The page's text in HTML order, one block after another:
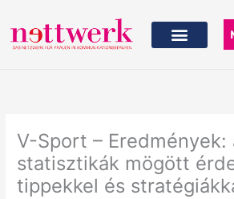
Inhalt
springen
V-Sport – Eredmények:
statisztikák mögött
tippekkel és